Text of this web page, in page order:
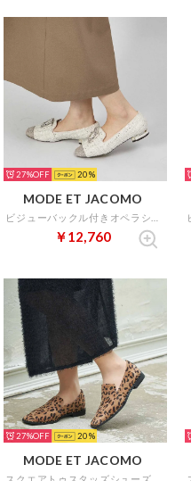
27% 20
MODE ET JACOMO
￥12,760
27% 20
MODE ET JACOMO